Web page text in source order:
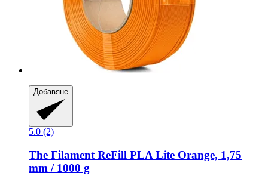
Добавяне
5.0 (2)
The Filament ReFill PLA Lite Orange, 1,75
mm / 1000 g